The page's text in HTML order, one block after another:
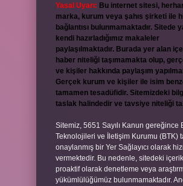
Yasal Uyarı: Bu internet sitesi,
marka, kurum veya şahıs şirketi ile
bağlantısı bulunmamaktadır. Sitede
kendi hazırladığımız makaleler
paylaşılmaktadır. Burada yer alan
haber niteliği taşımamakta olup,
ve kişiler hakkında paylaşım
Gerçek kurum ve kişiler ile isim
tamamen tesadüfidir. Sitemizdeki
taslak halindedir ve tavsiye niteliği
Sitemiz, 5651 Sayılı Kanun gereğince
Teknolojileri ve İletişim Kurumu (BTK)
onaylanmış bir Yer Sağlayıcı olarak
vermektedir. Bu nedenle, sitedeki
proaktif olarak denetleme veya
yükümlülüğümüz bulunmamaktadır.